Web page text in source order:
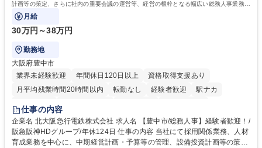
計画等の策定、さらに社内の重要会議の運営等、経営の根幹となる幅広い総務人事業務全
般を担当していただきます。
月給
30万円～38万円
勤務地
大阪府豊中市
業界未経験歓迎
年間休日120日以上
資格取得支援あり
月平均残業時間20時間以内
転勤なし 経験者歓迎
駅ナカ
退職金あり
土日祝休み
服装自由 昼食補助あり 食事補助あり
仕事の内容
企業名 北大阪急行電鉄株式会社 求人名 【豊中市/総務人事】経験者歓迎！/
阪急阪神HDグループ/年休124日 仕事の内容 当社にて採用関係業務、人材
育成業務を中心に、中期経営計画・予算等の管理、設備投資計画等の策